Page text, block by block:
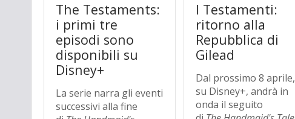
The Testaments:
i primi tre
episodi sono
disponibili su
Disney+
La serie narra gli eventi
successivi alla fine
I Testamenti:
ritorno alla
Repubblica di
Gilead
Dal prossimo 8 aprile,
su Disney+, andrà in
onda il seguito